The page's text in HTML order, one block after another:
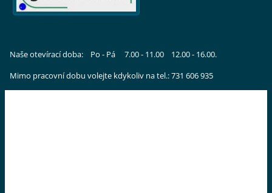
Naše otevírací doba: Po - Pá 7.00 - 11.00 12.00 - 16.00.
Mimo pracovní dobu volejte kdykoliv na tel.: 731 606 935